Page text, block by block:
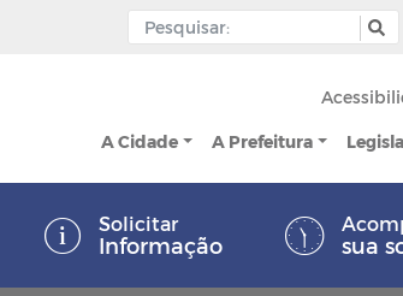
A Cidade A Prefeitura
Solicitar
Informação sua